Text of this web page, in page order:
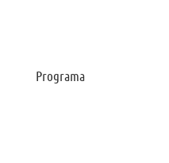
Programa